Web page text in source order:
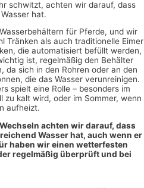
schwitzt, achten wir darauf, dass
hat.
für Pferde, und wir
Tränken als auch traditionelle Eimer
die automatisiert befüllt werden,
ist, regelmäßig den Behälter
da sich in den Rohren oder an den
die das Wasser verunreinigen.
spielt eine Rolle – besonders im
zu kalt wird, oder im Sommer, wenn
aufheizt.
achten wir darauf, dass
Wasser hat, auch wenn er
haben wir einen wetterfesten
regelmäßig überprüft und bei